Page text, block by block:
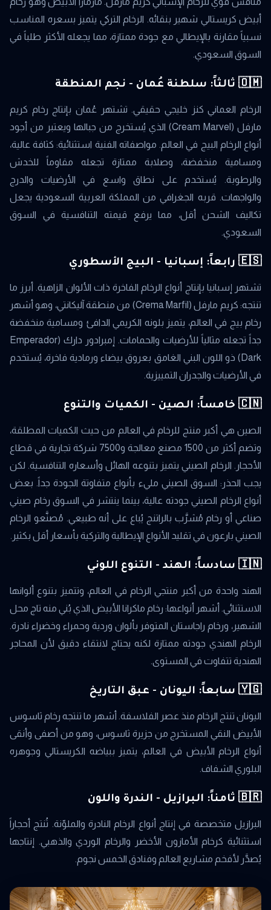
أبيض كريستالي شهير بنقائه. الرخام التركي يتميز بسعره المناسب
نسبياً مقارنة بالإيطالي مع جودة ممتازة، مما يجعله الأكثر طلباً في
السوق السعودي.
🇴🇲 ثالثاً: سلطنة عُمان - نجم المنطقة
الرخام العماني كنز خليجي حقيقي. تشتهر عُمان بإنتاج رخام كريم
مارفل (Cream Marvel) الذي يُستخرج من جبالها ويعتبر من أجود
أنواع الرخام البيج في العالم. مواصفاته الفنية استثنائية: كثافة عالية،
ومسامية منخفضة، وصلابة ممتازة تجعله مقاوماً للخدش
والرطوبة. يُستخدم على نطاق واسع في الأرضيات والدرج
والواجهات. قربه الجغرافي من المملكة العربية السعودية يجعل
تكاليف الشحن أقل، مما يرفع قيمته التنافسية في السوق
السعودي.
🇪🇸 رابعاً: إسبانيا - البيج الأسطوري
تشتهر إسبانيا بإنتاج أنواع الرخام الفاخرة ذات الألوان الزاهية. أبرز ما
تنتجه: كريم مارفل (Crema Marfil) من منطقة آليكانتي، وهو أشهر
رخام بيج في العالم، يتميز بلونه الكريمي الدافئ ومسامية منخفضة
جداً تجعله مثالياً للأرضيات والحمامات. إمبرادور دارك (Emperador
Dark) ذو اللون البني الغامق بعروق بيضاء ورمادية فاخرة، يُستخدم
في الأرضيات والجدران التمييزية.
🇨🇳 خامساً: الصين - الكميات والتنوع
الصين هي أكبر منتج للرخام في العالم من حيث الكميات المطلقة،
وتضم أكثر من 1500 مصنع معالجة و7500 شركة تجارية في قطاع
الأحجار. الرخام الصيني يتميز بتنوعه الهائل وأسعاره التنافسية. لكن
يجب الحذر: السوق الصيني مليء بأنواع متفاوتة الجودة جداً. بعض
أنواع الرخام الصيني جودته عالية، بينما ينتشر في السوق رخام صيني
صناعي أو رخام مُشرَّب بالراتنج يُباع على أنه طبيعي. مُصنَّعو الرخام
الصيني بارعون في تقليد الأنواع الإيطالية والتركية بأسعار أقل بكثير.
🇮🇳 سادساً: الهند - التنوع اللوني
الهند واحدة من أكبر منتجي الرخام في العالم، وتتميز بتنوع ألوانها
الاستثنائي. أشهر أنواعها: رخام ماكرانا الأبيض الذي بُني منه تاج محل
الشهير، ورخام راجاستان المتوفر بألوان وردية وحمراء وخضراء نادرة.
الرخام الهندي جودته ممتازة لكنه يحتاج لانتقاء دقيق لأن المحاجر
الهندية تتفاوت في المستوى.
🇾🇬 سابعاً: اليونان - عبق التاريخ
اليونان تنتج الرخام منذ عصر الفلاسفة. أشهر ما تنتجه رخام ثاسوس
الأبيض النقي المستخرج من جزيرة ثاسوس، وهو من أصفى وأنقى
أنواع الرخام الأبيض في العالم، يتميز ببياضه الكريستالي وجوهره
البلوري الشفاف.
🇧🇷 ثامناً: البرازيل - الندرة واللون
البرازيل متخصصة في إنتاج أنواع الرخام النادرة والملوّنة. تُنتج أحجاراً
استثنائية كرخام الأمازون الأخضر والرخام الوردي والذهبي. إنتاجها
يُصدَّر لأفخم مشاريع العالم وفنادق الخمس نجوم.